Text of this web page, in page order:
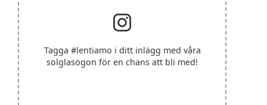
Tagga #lentiamo i ditt inlägg med våra
solglasögon för en chans att bli med!